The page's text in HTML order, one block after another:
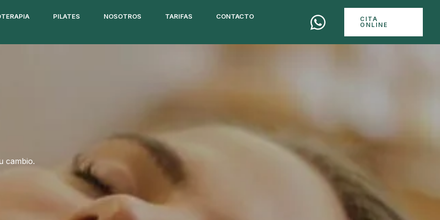
PILATES NOSOTROS TARIFAS
CONTACTO
CITA
ONLINE
cambio.